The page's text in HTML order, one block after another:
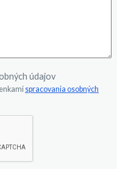
údajov
spracovania osobných